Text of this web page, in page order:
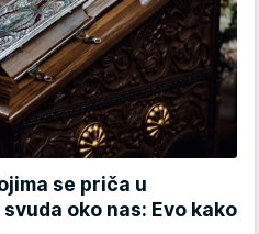
se priča u
oko nas: Evo kako